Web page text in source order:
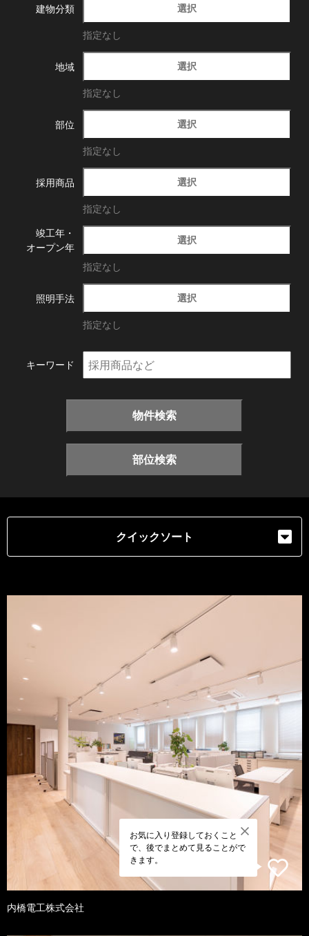
建物分類 選択
指定なし
地域 選択
指定なし
部位 選択
指定なし
採用商品 選択
指定なし
竣工年・
オープン年
選択
指定なし
照明手法 選択
指定なし
キーワード
物件検索
部位検索
クイックソート
お気に入り登録しておくこと
で、後でまとめて見ることがで
きます。
内橋電工株式会社